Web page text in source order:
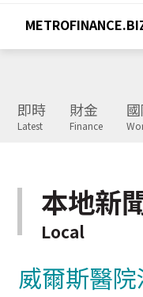
即時
Latest
財金
Finance
本地新
Local
威爾斯醫